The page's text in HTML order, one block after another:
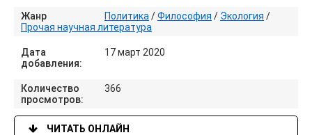
Жанр Политика /Философия / Экология /
Прочая научная литература
Дата
добавления:
17 март 2020
Количество
просмотров:
366
ЧИТАТЬ ОНЛАЙН